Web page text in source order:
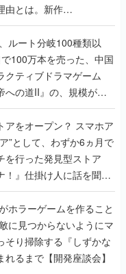
由とは。新作
』で初タッグを組
に訊く開発秘話
ルート分岐100種類以
100万本を売った、中国
クティブドラマゲーム
への道II』の、規模が違
デューサーに聞いた
ープン？ スマホア
”として、わずか6ヵ月で
を行った発見型ストア
！』仕掛け人に話を聞い
ホラーゲームを作ること
そり掃除する『しずかな
るまで【開発座談会】